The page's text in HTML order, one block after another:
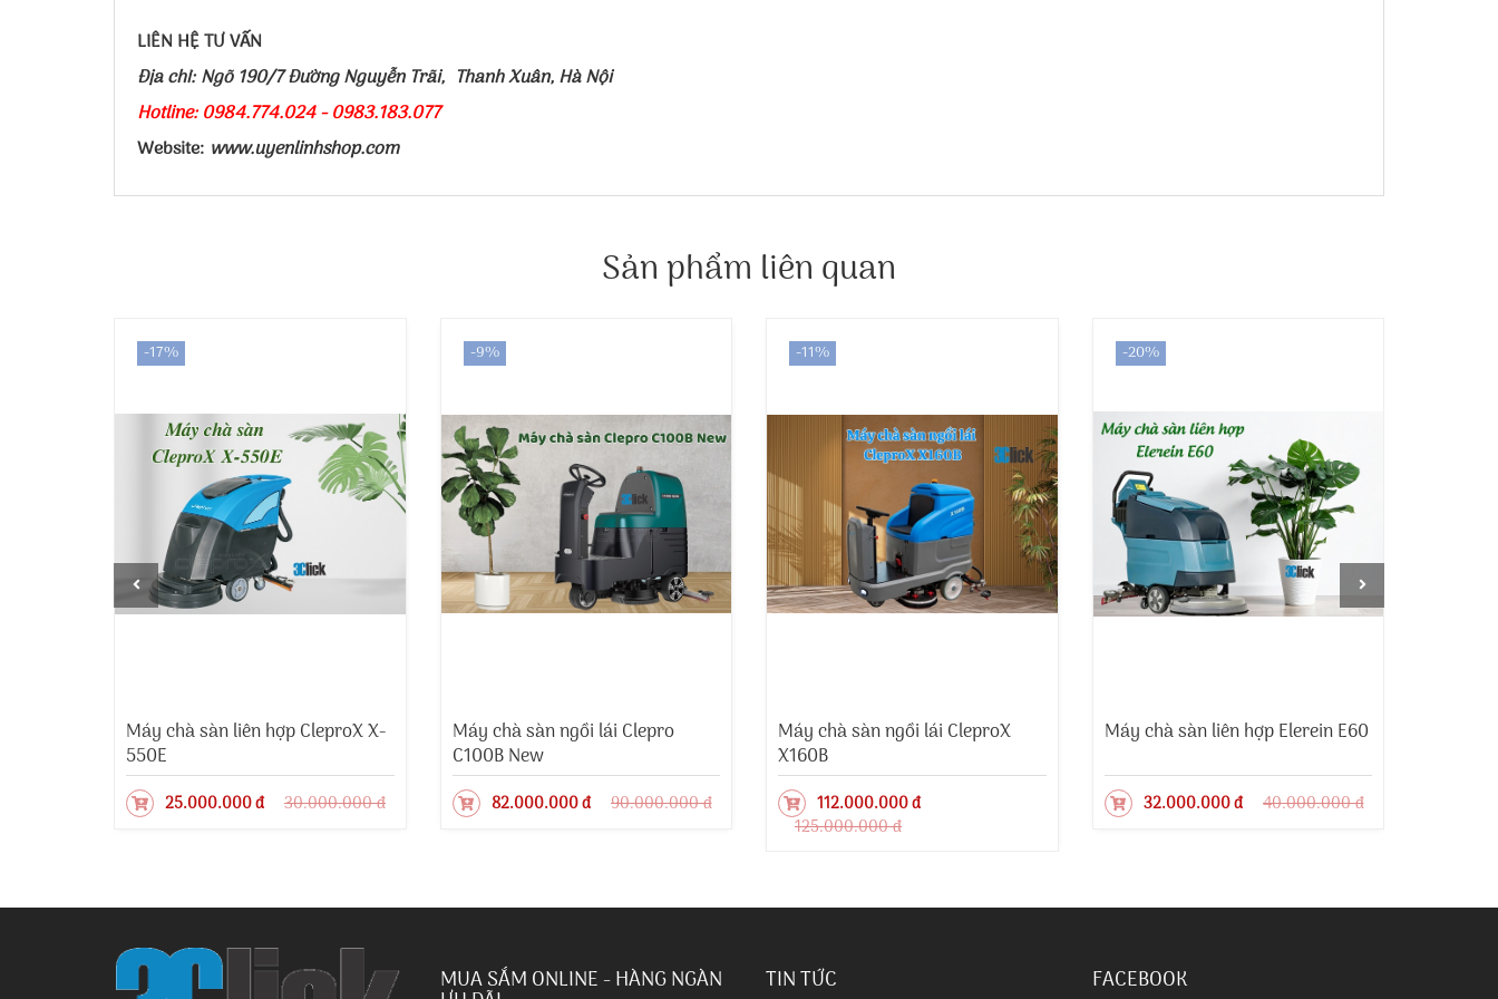
LIÊN HỆ TƯ VẤN
Địa chỉ: Ngõ 190/7 Đường Nguyễn Trãi, Thanh Xuân, Hà Nội
Hotline: 0984.774.024 - 0983.183.077
Website: www.uyenlinhshop.com
Sản phẩm liên quan
-17%
Máy chà sàn liên hợp CleproX X-
550E
25.000.000 đ 30.000.000 đ
-9%
Máy chà sàn ngồi lái Clepro
C100B New
82.000.000 đ 90.000.000 đ
-11%
Máy chà sàn ngồi lái CleproX
X160B
112.000.000 đ
125.000.000 đ
-20%
Máy chà sàn liên hợp Elerein E60
32.000.000 đ 40.000.000 đ
MUA SẮM ONLINE - HÀNG NGÀN TIN TỨC FACEBOOK